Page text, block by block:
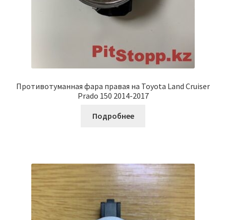
Противотуманная фара правая на Toyota Land Cruiser
Prado 150 2014-2017
Подробнее